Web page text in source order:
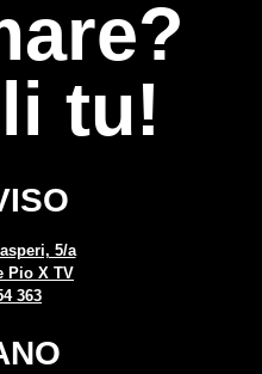
tu!
5/a
Pio X TV
363